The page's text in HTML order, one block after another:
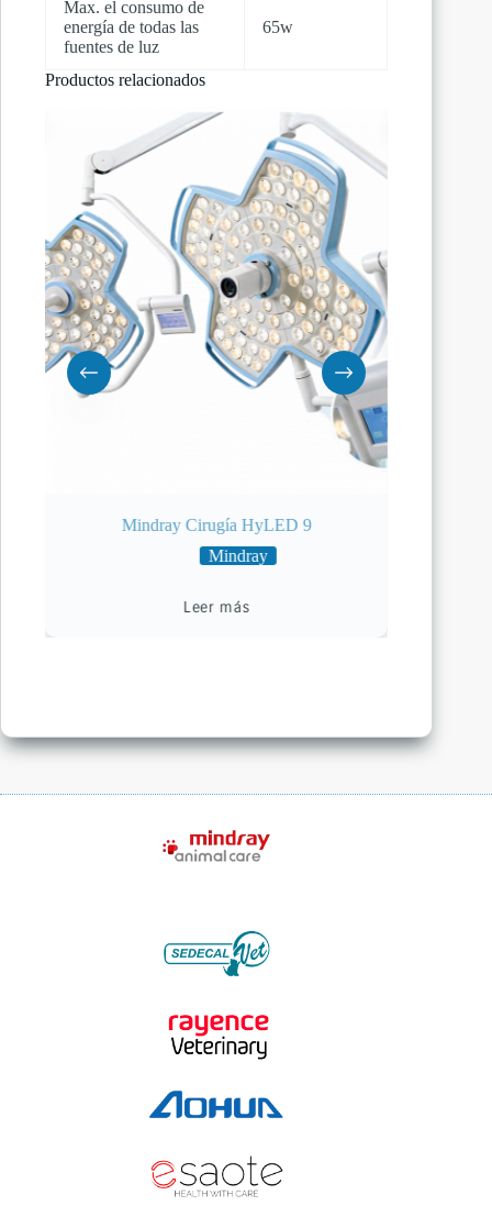
Max. el consumo de
energía de todas las
fuentes de luz
65w
Productos relacionados
Mindray Cirugía HyLED 9
Mindray
Leer más